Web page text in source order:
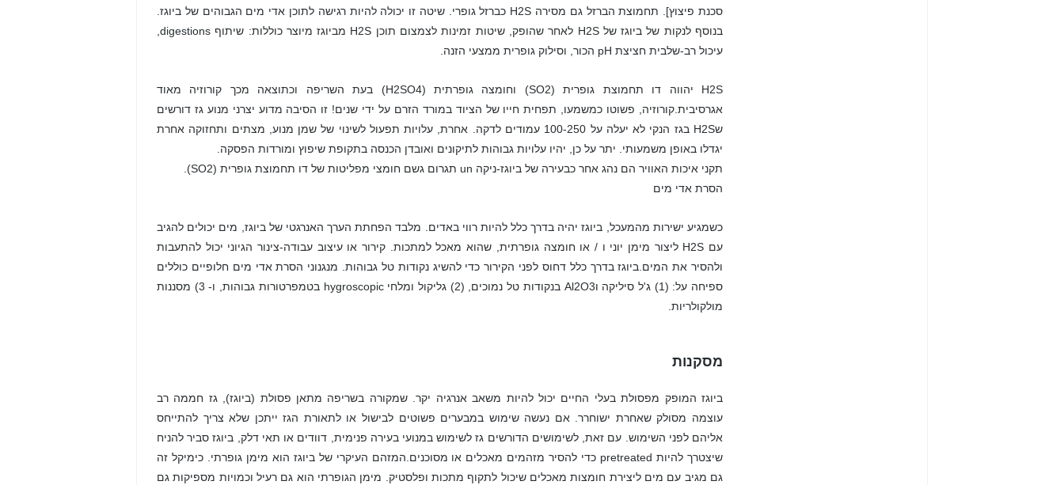
סכנת פיצוץ]. תחמוצת הברזל גם מסירה H2S כברזל גופרי. שיטה זו יכולה להיות רגישה לתוכן אדי מים הגבוהים של ביוגז.
עיכול רב-שלבית חציצת pH הכור, וסילוק גופרית ממצעי הזנה.
H2S יהווה דו תחמוצת גופרית (SO2) וחומצה גופרתית (H2SO4) בעת השריפה וכתוצאה מכך קורוזיה מאוד
אגרסיבית.קורוזיה, פשוטו כמשמעו, תפחית חייו של הציוד במורד הזרם על ידי שנים! זו הסיבה מדוע יצרני מנוע גז דורשים
שH2S בגז הנקי לא יעלה על 100-250 עמודים לדקה. אחרת, עלויות תפעול לשינוי של שמן מנוע, מצתים ותחזוקה אחרת
יגדלו באופן משמעותי. יתר על כן, יהיו עלויות גבוהות לתיקונים ואובדן הכנסה בתקופת שיפוץ ומורדות הפסקה.
תקני איכות האוויר הם נהג אחר כבעירה של ביוגז-ניקה un תגרום גשם חומצי מפליטות של דו תחמוצת גופרית (SO2).
הסרת אדי מים
כשמגיע ישירות מהמעכל, ביוגז יהיה בדרך כלל להיות רווי באדים. מלבד הפחתת הערך האנרגטי של ביוגז, מים יכולים להגיב
עם H2S ליצור מימן יוני ו / או חומצה גופרתית, שהוא מאכל למתכות. קירור או עיצוב עבודה-צינור הגיוני יכול להתעבות
ולהסיר את המים.ביוגז בדרך כלל דחוס לפני הקירור כדי להשיג נקודות טל גבוהות. מנגנוני הסרת אדי מים חלופיים כוללים
ספיחה על: (1) ג'ל סיליקה וAl2O3 בנקודות טל נמוכים, (2) גליקול ומלחי hygroscopic בטמפרטורות גבוהות, ו- 3) מסננות
מולקולריות.
מסקנות
ביוגז המופק מפסולת בעלי החיים יכול להיות משאב אנרגיה יקר. שמקורה בשריפה מתאן פסולת (ביוגז), גז חממה רב
עוצמה מסולק שאחרת ישוחרר. אם נעשה שימוש במבערים פשוטים לבישול או לתאורת הגז ייתכן שלא צריך להתייחס
אליהם לפני השימוש. עם זאת, לשימושים הדורשים גז לשימוש במנועי בעירה פנימית, דוודים או תאי דלק, ביוגז סביר להניח
שיצטרך להיות pretreated כדי להסיר מזהמים מאכלים או מסוכנים.המזהם העיקרי של ביוגז הוא מימן גופרתי. כימיקל זה
גם מגיב עם מים ליצירת חומצות מאכלים שיכול לתקוף מתכות ופלסטיק. מימן הגופרתי הוא גם רעיל וכמויות מספיקות גם